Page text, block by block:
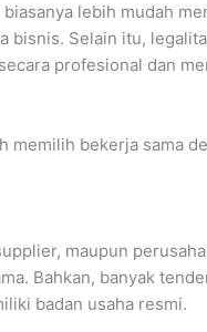
lebih mudah
bisnis. Selain itu,
profesional dan
memilih bekerja sama
maupun
Bahkan, banyak
badan usaha resmi.